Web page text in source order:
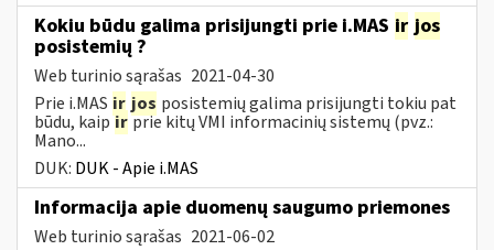
Kokiu būdu galima prisijungti prie i.MAS ir jos
posistemių ?
Web turinio sąrašas 2021-04-30
Prie i.MAS ir jos posistemių galima prisijungti tokiu pat
būdu, kaipirprie kitų VMI informacinių sistemų (pvz.:
Mano...
DUK: DUK - Apie i.MAS
Informacija apie duomenų saugumo priemones
Web turinio sąrašas 2021-06-02